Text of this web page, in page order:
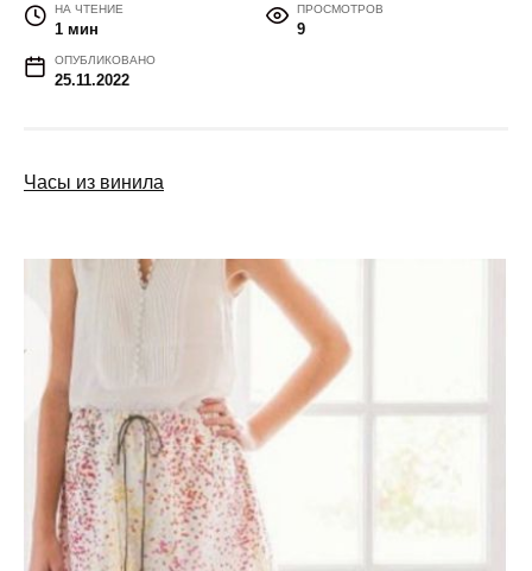
НА ЧТЕНИЕ
1 мин
ПРОСМОТРОВ
9
ОПУБЛИКОВАНО
25.11.2022
Часы из винила